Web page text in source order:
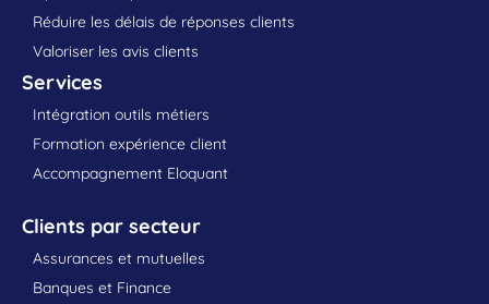
Réduire les délais de réponses clients
Valoriser les avis clients
Services
Intégration outils métiers
Formation expérience client
Accompagnement Eloquant
Clients par secteur
Assurances et mutuelles
Banques et Finance